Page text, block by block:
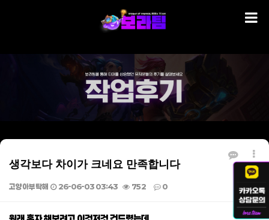
생각보다 차이가 크네요 만족합니다
고양아부탁해 26-06-03 03:43 752 0
본문